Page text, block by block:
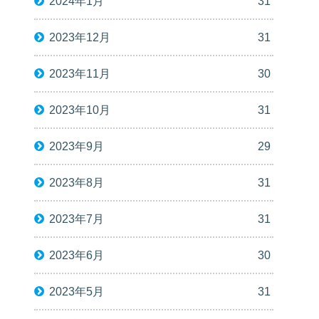
2023年12月 31
2023年11月 30
2023年10月 31
2023年9月 29
2023年8月 31
2023年7月 31
2023年6月 30
2023年5月 31